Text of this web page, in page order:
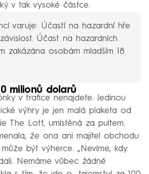
v tak vysoké částce.
varuje: Účastí na hazardní hře
Účast na hazardních
zakázána osobám mladším 18
milionů dolarů
v trafice nenajdete. Jedinou
výhry je jen malá plaketa od
The Lott, umístěná za pultem.
že ona ani majitel obchodu
být výherce. „Nevíme, kdy
Nemáme vůbec žádné